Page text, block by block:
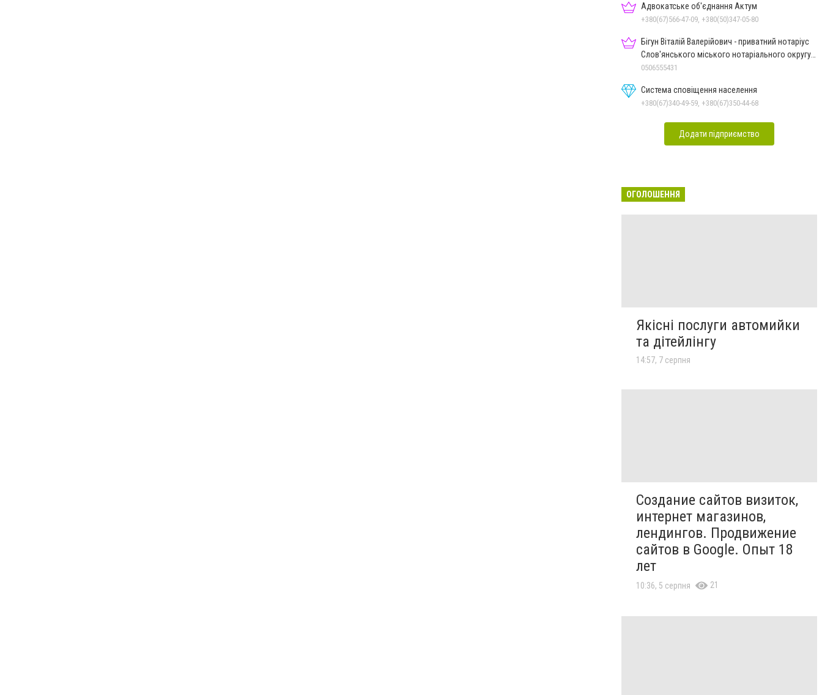
Адвокатське об'єднання Актум
+380(67)566-47-09, +380(50)347-05-80
Бігун Віталій Валерійович - приватний нотаріус
Слов'янського міського нотаріального округу
Дон.обл.
0506555431
Система сповіщення населення
+380(67)340-49-59, +380(67)350-44-68
Додати підприємство
ОГОЛОШЕННЯ
Якісні послуги автомийки
та дітейлінгу
14:57, 7 серпня
Создание сайтов визиток,
интернет магазинов,
лендингов. Продвижение
сайтов в Google. Опыт 18
лет
10:36, 5 серпня 21